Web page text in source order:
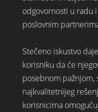
odgovornosti u radu
poslovnim
Stečeno iskustvo
korisniku da će
posebnom pažnjom,
najkvalitetnijeg
korisnicima